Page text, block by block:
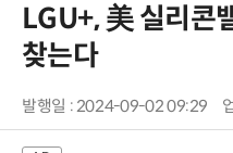
LGU+, 美 실리콘
찾는다
발행일 : 2024-09-02 09:29